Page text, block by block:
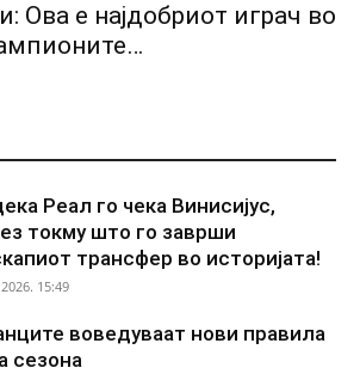
Ова е најдобриот играч во
Реал го чека Винисијус,
токму што го заврши
трансфер во историјата!
15:49
воведуваат нови правила
сезона